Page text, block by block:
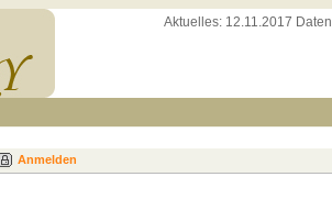
Aktuelles: 12.11.2017
Anmelden